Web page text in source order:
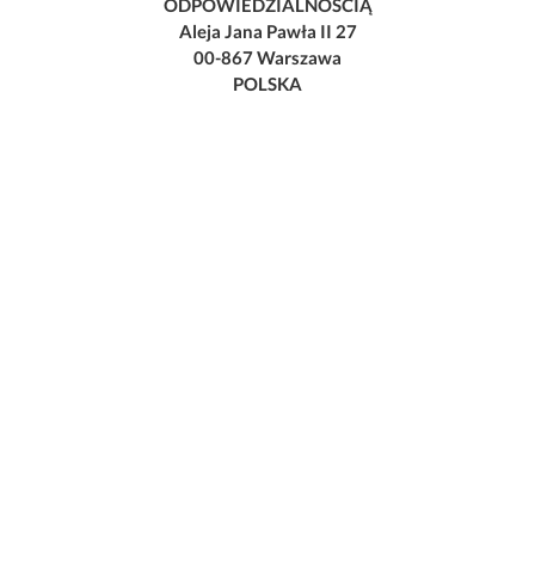
ODPOWIEDZIALNOŚCIĄ
Aleja Jana Pawła II 27
00-867 Warszawa
POLSKA